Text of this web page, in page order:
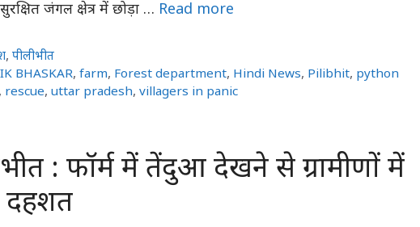
जंगल क्षेत्र में छोड़ा … Read more
,पीलीभीत
BHASKAR,farm, Forest department, Hindi News, Pilibhit, python
rescue, uttar pradesh, villagers in panic
: फॉर्म में तेंदुआ देखने से ग्रामीणों में